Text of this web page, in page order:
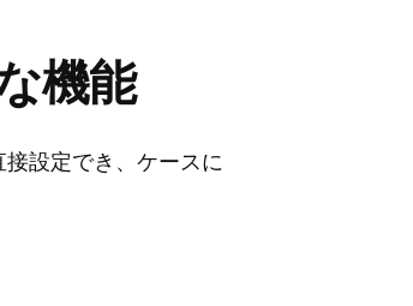
機能
設定でき、ケースに